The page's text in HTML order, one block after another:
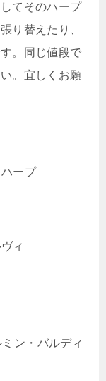
てそのハープ
り替えたり、
。同じ値段で
。宜しくお願
ープ
ィ
ン・バルディ